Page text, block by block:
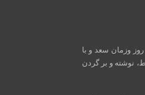
وزمان سعد و با
نوشته و بر گردن